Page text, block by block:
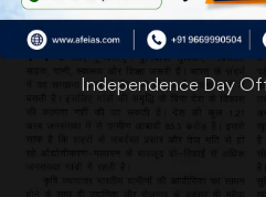
Independence Day